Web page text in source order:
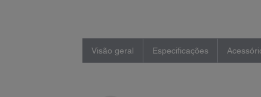
Visão geral Especificações